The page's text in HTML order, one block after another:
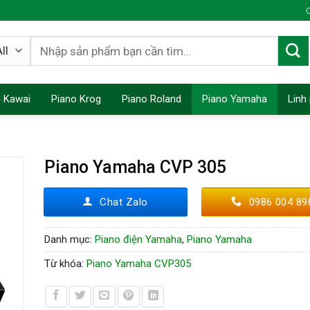
Tìm
kiếm:
Kawai Piano Krog Piano Roland Piano Yamaha Linh
Piano Yamaha CVP 305
Chat Zalo 0986 004
Danh mục: Piano điện Yamaha, Piano Yamaha
Từ khóa: Piano Yamaha CVP305